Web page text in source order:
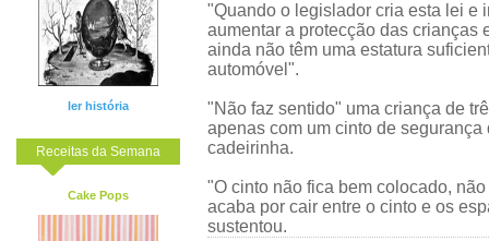
ler história
Receitas da Semana
Cake Pops
"Quando o legislador cria esta lei e
aumentar a protecção das crianças
ainda não têm uma estatura
automóvel".
"Não faz sentido" uma criança de
apenas com um cinto de
cadeirinha.
"O cinto não fica bem colocado,
acaba por cair entre o cinto e os
sustentou.